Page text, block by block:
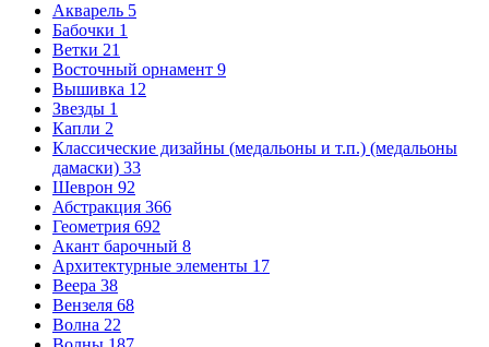
Акварель 5
Бабочки 1
Ветки 21
Восточный орнамент 9
Вышивка 12
Звезды 1
Капли 2
Классические дизайны (медальоны и т.п.) (медальоны
дамаски) 33
Шеврон 92
Абстракция 366
Геометрия 692
Акант барочный 8
Архитектурные элементы 17
Веера 38
Вензеля 68
Волна 22